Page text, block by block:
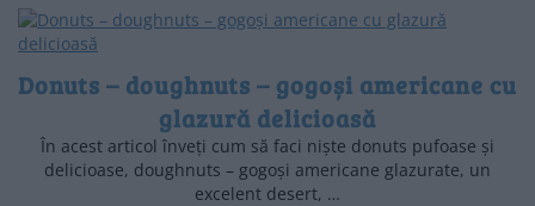
Donuts – doughnuts – gogoși americane cu
glazură delicioasă
În acest articol înveți cum să faci niște donuts pufoase și
delicioase, doughnuts – gogoși americane glazurate, un
excelent desert, …